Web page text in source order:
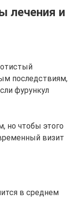
лечения и
последствиям,
фурункул
но чтобы этого
визит
в среднем